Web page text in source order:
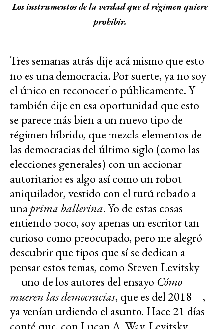
Los instrumentos de la verdad que el régimen quiere
prohibir.
Tres semanas atrás dije acá mismo que esto
no es una democracia. Por suerte, ya no soy
el único en reconocerlo públicamente. Y
también dije en esa oportunidad que esto
se parece más bien a un nuevo tipo de
régimen híbrido, que mezcla elementos de
las democracias del último siglo (como las
elecciones generales) con un accionar
autoritario: es algo así como un robot
aniquilador, vestido con el tutú robado a
unaprima ballerina. Yo de estas cosas
entiendo poco, soy apenas un escritor tan
curioso como preocupado, pero me alegró
descubrir que tipos que sí se dedican a
pensar estos temas, como Steven Levitsky
—uno de los autores del ensayo Cómo
mueren las democracias, que es del 2018—,
ya venían urdiendo el asunto. Hace 21 días
conté que, con Lucan A. Way, Levitsky